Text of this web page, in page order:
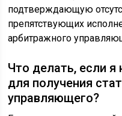
подтверждающую
препятствующих
арбитражного
Что делать, если
для получения
управляющего?